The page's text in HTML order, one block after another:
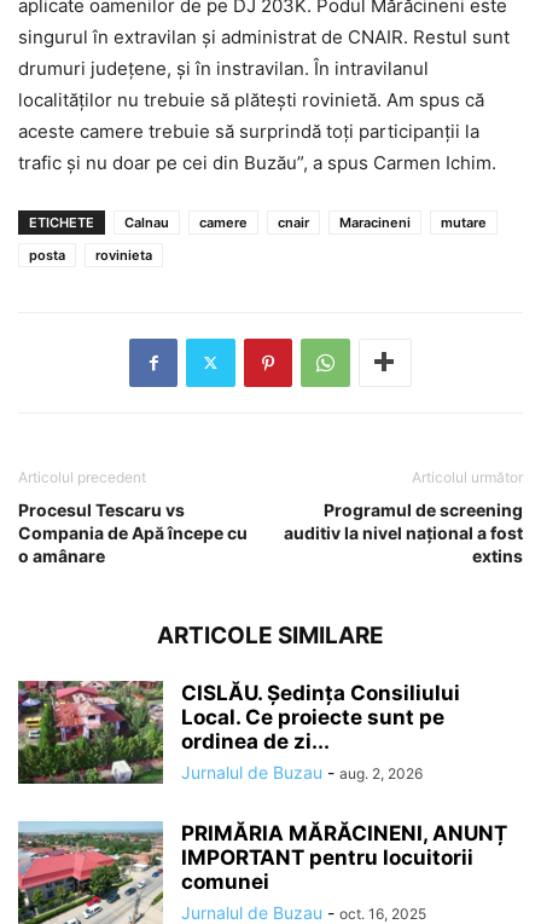
aplicate oamenilor de pe DJ 203K. Podul Mărăcineni este
singurul în extravilan și administrat de CNAIR. Restul sunt
drumuri jude­țene, și în instravilan. În intravilanul
localităților nu trebuie să plătești rovinietă. Am spus că
aceste camere trebuie să surprindă toți participanții la
trafic și nu doar pe cei din Buzău”, a spus Carmen Ichim.
ETICHETE Calnau camere cnair Maracineni
mutare
posta
rovinieta
Articolul precedent
Procesul Tescaru vs
Compania de Apă începe cu
o amânare
Articolul următor
Programul de screening
auditiv la nivel național a fost
extins
ARTICOLE SIMILARE
CISLĂU. Ședința Consiliului
Local. Ce proiecte sunt pe
ordinea de zi...
Jurnalul de Buzau - aug. 2, 2026
PRIMĂRIA MĂRĂCINENI, ANUNȚ
IMPORTANT pentru locuitorii
comunei
Jurnalul de Buzau - oct. 16, 2025